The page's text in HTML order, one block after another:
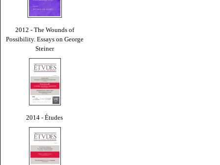
2012 - The Wounds of
Possibility. Essays on George
Steiner
2014 - Études